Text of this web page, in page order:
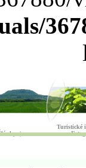
Turistické
|